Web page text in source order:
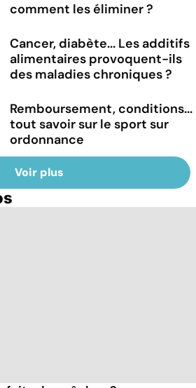
comment les éliminer ?
Cancer, diabète... Les additifs
alimentaires provoquent-ils
des maladies chroniques ?
Remboursement, conditions...
tout savoir sur le sport sur
ordonnance
Voir plus